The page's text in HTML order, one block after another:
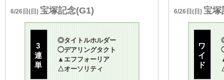
6/26日(日) 宝塚記念(G1)
3
連
単
◎タイトルホルダー
◯デアリングタクト
▲ エフフォーリア
△オーソリティ
6/26日(日) 宝塚
ワ
イ
ド